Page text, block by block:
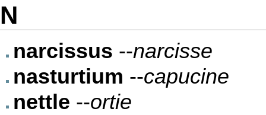
N
narcissus --narcisse
nasturtium --capucine
nettle --ortie